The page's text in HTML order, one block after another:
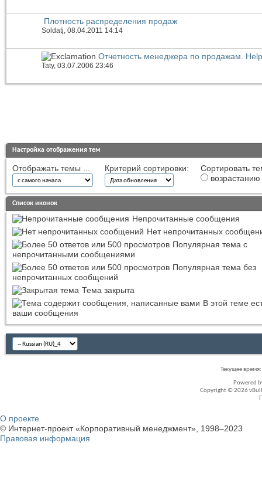
Плотность распределения продаж
Soldatj , 08.04.2011 14:14
Отчетность менеджера по продажам.
Taty, 03.07.2006 23:46
Настройка отображения тем
Отображать темы ... Критерий сортировки:
Сортировать
возрастанию
Список иконок
Непрочитанные сообщения
Нет непрочитанных
Популярная тема с
непрочитанными сообщениями
Популярная тема без
непрочитанных сообщений
Тема закрыта
В этой теме
ваши сообщения
Текущее время:
Powered
Copyright © 2026
О проекте
© Интернет-проект «Корпоративный менеджмент», 1998–2023
Правовая информация